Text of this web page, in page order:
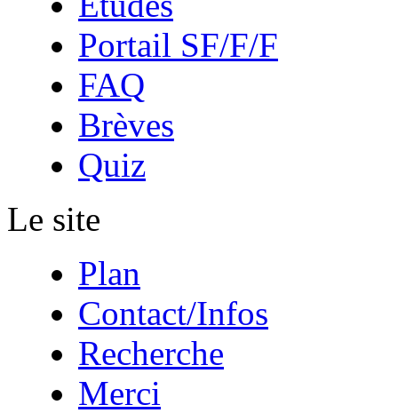
Portail SF/F/F
FAQ
Brèves
Quiz
Le site
Plan
Contact/Infos
Recherche
Merci